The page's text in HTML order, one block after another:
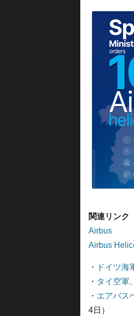
関連リンク
Airbus
Airbus
・ ドイツ
・ タイ空軍
・ エアバス
4日）